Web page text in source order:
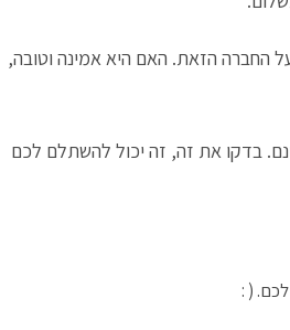
הזאת. האם היא אמינה וטובה,
בדקו את זה, זה יכול להשתלם לכם
( :